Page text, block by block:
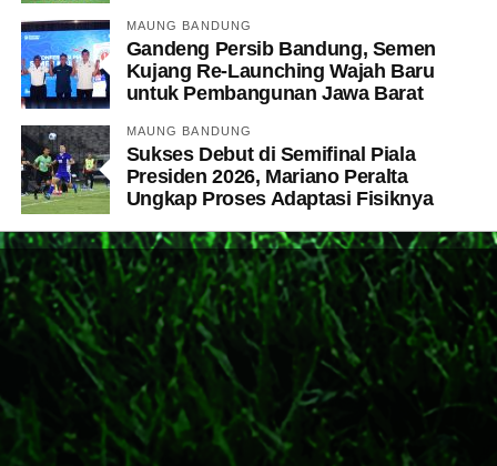
MAUNG BANDUNG
Gandeng Persib Bandung, Semen
Kujang Re-Launching Wajah Baru
untuk Pembangunan Jawa Barat
MAUNG BANDUNG
Sukses Debut di Semifinal Piala
Presiden 2026, Mariano Peralta
Ungkap Proses Adaptasi Fisiknya